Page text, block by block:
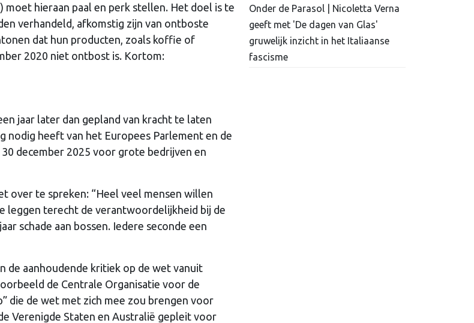
moet hieraan paal en perk stellen. Het doel is te
verhandeld, afkomstig zijn van ontboste
dat hun producten, zoals koffie of
2020 niet ontbost is. Kortom:
jaar later dan gepland van kracht te laten
nodig heeft van het Europees Parlement en de
december 2025 voor grote bedrijven en
over te spreken: “Heel veel mensen willen
leggen terecht de verantwoordelijkheid bij de
schade aan bossen. Iedere seconde een
de aanhoudende kritiek op de wet vanuit
de Centrale Organisatie voor de
die de wet met zich mee zou brengen voor
Verenigde Staten en Australië gepleit voor
Onder de Parasol | Nicoletta Verna
geeft met 'De dagen van Glas'
gruwelijk inzicht in het Italiaanse
fascisme